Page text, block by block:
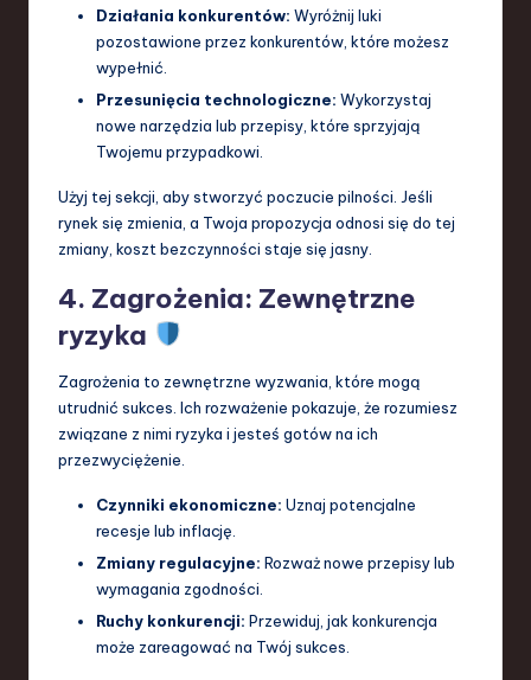
Działania konkurentów: Wyróżnij luki
pozostawione przez konkurentów, które możesz
wypełnić.
Przesunięcia technologiczne: Wykorzystaj
nowe narzędzia lub przepisy, które sprzyjają
Twojemu przypadkowi.
Użyj tej sekcji, aby stworzyć poczucie pilności. Jeśli
rynek się zmienia, a Twoja propozycja odnosi się do tej
zmiany, koszt bezczynności staje się jasny.
4. Zagrożenia: Zewnętrzne
ryzyka
Zagrożenia to zewnętrzne wyzwania, które mogą
utrudnić sukces. Ich rozważenie pokazuje, że rozumiesz
związane z nimi ryzyka i jesteś gotów na ich
przezwyciężenie.
Czynniki ekonomiczne: Uznaj potencjalne
recesje lub inflację.
Zmiany regulacyjne: Rozważ nowe przepisy lub
wymagania zgodności.
Ruchy konkurencji: Przewiduj, jak konkurencja
może zareagować na Twój sukces.